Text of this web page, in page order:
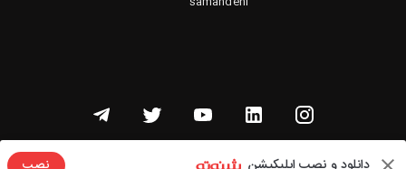
تمامی حقوق این وبسایت متعلق به شنوتو است